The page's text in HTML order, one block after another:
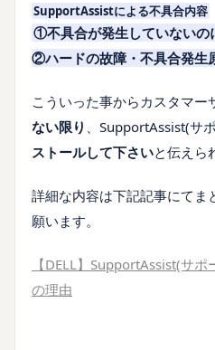
SupportAssistによる不具合内容
①不具合が発生していないの
②ハードの故障・不具合発生
こういった事からカスタマー
ない限り
、SupportAssist(サ
ストールして下さいと伝えら
詳細な内容は下記記事にてま
願います。
【DELL】SupportAssist(サ
の理由